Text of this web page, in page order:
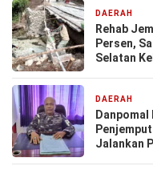
DAERAH
Rehab
Persen,
Selatan
DAERAH
Jalankan